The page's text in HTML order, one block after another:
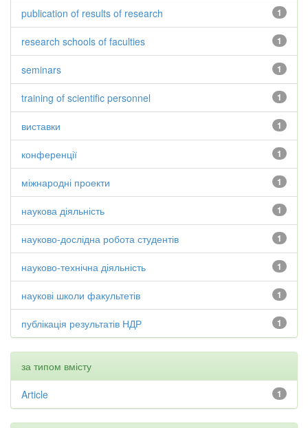
1
publication of results of research
1
research schools of faculties
1
seminars
1
training of scientific personnel
1
виставки
1
конференції
1
міжнародні проекти
1
наукова діяльність
1
науково-дослідна робота студентів
1
науково-технічна діяльність
1
наукові школи факультетів
1
публікація результатів НДР
за типом вмісту
1
Article